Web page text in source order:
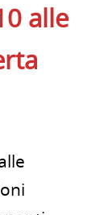
alle